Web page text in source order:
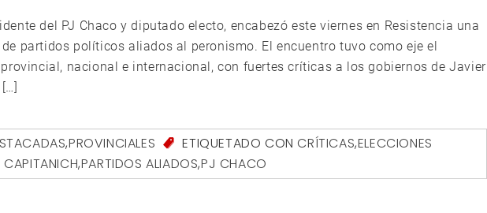
del PJ Chaco y diputado electo, encabezó este viernes en Resistencia una
partidos políticos aliados al peronismo. El encuentro tuvo como eje el
nacional e internacional, con fuertes críticas a los gobiernos de Javier
,PROVINCIALES ETIQUETADO CONCRÍTICAS,ELECCIONES
,PARTIDOS ALIADOS,PJ CHACO